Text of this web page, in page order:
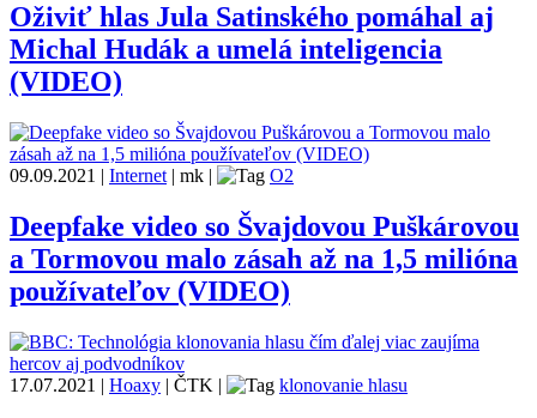
Oživiť hlas Jula Satinského pomáhal aj
Michal Hudák a umelá inteligencia
(VIDEO)
09.09.2021 | Internet | mk | O2
Deepfake video so Švajdovou Puškárovou
a Tormovou malo zásah až na 1,5 milióna
používateľov (VIDEO)
17.07.2021 | Hoaxy | ČTK | klonovanie hlasu